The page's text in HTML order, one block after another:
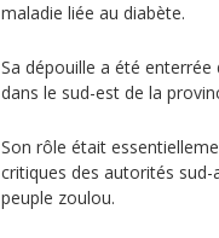
maladie liée au diabète.
Sa dépouille a été
dans le sud-est de la
Son rôle était
critiques des autorités
peuple zoulou.